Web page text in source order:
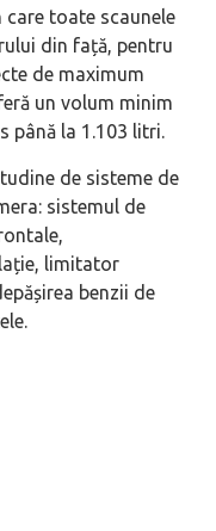
care toate scaunele
din față, pentru
de maximum
un volum minim
până la 1.103 litri.
de sisteme de
sistemul de
limitator
benzii de